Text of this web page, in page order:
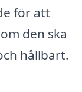
för att
den ska
hållbart.